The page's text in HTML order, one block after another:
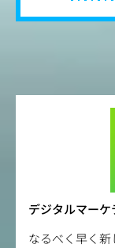
デジタルマー
なるべく早く新